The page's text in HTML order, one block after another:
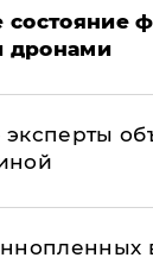
состояние
дронами